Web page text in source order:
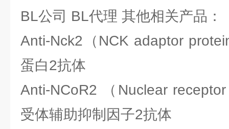
BL公司 BL代理 其他相关产品：
Anti-Nck2（NCK adaptor
蛋白2抗体
Anti-NCoR2 （Nuclear
受体辅助抑制因子2抗体